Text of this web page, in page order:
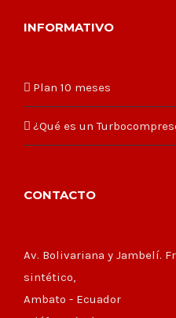
INFORMATIVO
Plan 10 meses
¿Qué es un
CONTACTO
Av. Bolivariana y Jambelí.
sintético,
Ambato - Ecuador